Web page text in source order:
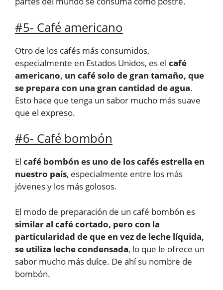
#5- Café americano
Otro de los cafés más consumidos,
especialmente en Estados Unidos, es el café
americano, un café solo de gran tamaño, que
se prepara con una gran cantidad de agua.
Esto hace que tenga un sabor mucho más suave
que el expreso.
#6- Café bombón
El café bombón es uno de los cafés estrella en
nuestro país, especialmente entre los más
jóvenes y los más golosos.
El modo de preparación de un café bombón es
similar al café cortado, pero con la
particularidad de que en vez de leche líquida,
se utiliza leche condensada, lo que le ofrece un
sabor mucho más dulce. De ahí su nombre de
bombón.